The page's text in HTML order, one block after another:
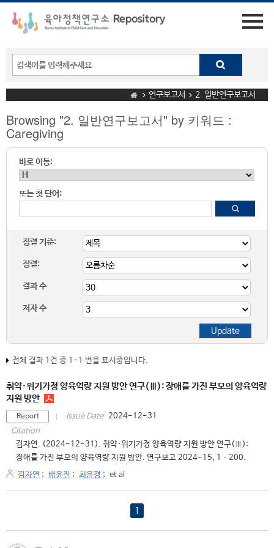
연구보고서 2. 일반연구보고서
Browsing "2. 일반연구보고서" by 키워드 :
Caregiving
바로 이동:
또는 첫 단어:
정렬 기준:
정렬:
결과 수
저자 수
전체 결과 1건 중 1-1 번을 표시중입니다.
취약·위기가정 양육역량 지원 방안 연구(Ⅲ): 장애를 가진 부모의 양육역량
지원 방안
Report Issue Date 2024-12-31
Citation
김자연. (2024-12-31). 취약·위기가정 양육역량 지원 방안 연구(Ⅲ):
장애를 가진 부모의 양육역량 지원 방안. 연구보고 2024-15, 1–200.
김자연 ; 배윤진 ; 최윤경 ; et al
1